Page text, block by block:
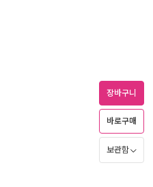
장바구니
바로구매
보관함